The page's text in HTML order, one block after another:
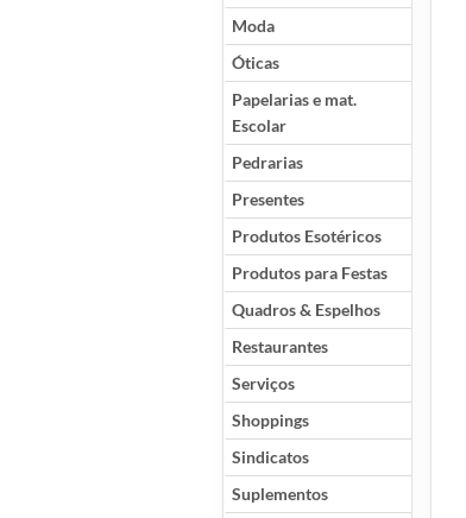
Moda
Óticas
Papelarias e mat.
Escolar
Pedrarias
Presentes
Produtos Esotéricos
Produtos para Festas
Quadros & Espelhos
Restaurantes
Serviços
Shoppings
Sindicatos
Suplementos